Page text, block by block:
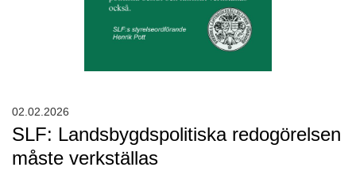
SLF: Landsbygdspolitiska redogörelsen
måste verkställas
02.02.2026